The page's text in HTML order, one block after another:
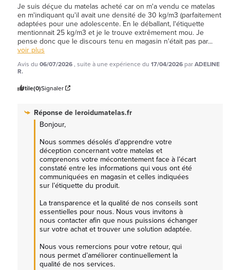
Je suis déçue du matelas acheté car on m'a vendu ce matelas
en m'indiquant qu'il avait une densité de 30 kg/m3 (parfaitement
adaptées pour une adolescente. En le déballant, l'étiquette
mentionnait 25 kg/m3 et je le trouve extrêmement mou. Je
pense donc que le discours tenu en magasin n'était pas par...
voir plus
Avis du 06/07/2026, suite à une expérience du 17/04/2026 parADELINE
R.
Utile(0)Signaler
Réponse de leroidumatelas.fr
Bonjour,
Nous sommes désolés d’apprendre votre
déception concernant votre matelas et
comprenons votre mécontentement face à l’écart
constaté entre les informations qui vous ont été
communiquées en magasin et celles indiquées
sur l’étiquette du produit.
La transparence et la qualité de nos conseils sont
essentielles pour nous. Nous vous invitons à
nous contacter afin que nous puissions échanger
sur votre achat et trouver une solution adaptée.
Nous vous remercions pour votre retour, qui
nous permet d’améliorer continuellement la
qualité de nos services.